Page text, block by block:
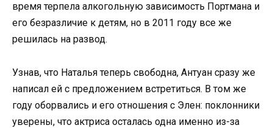
время терпела алкогольную зависимость Портмана и
его безразличие к детям, но в 2011 году все же
решилась на развод.
Узнав, что Наталья теперь свободна, Антуан сразу же
написал ей с предложением встретиться. В том же
году оборвались и его отношения с Элен: поклонники
уверены, что актриса осталась одна именно из-за